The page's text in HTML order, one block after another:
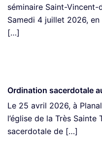
séminaire Saint-Vincent-
Samedi 4 juillet 2026,
[…]
Ordination sacerdotale
Le 25 avril 2026, à
l’église de la Très Sainte
sacerdotale de […]